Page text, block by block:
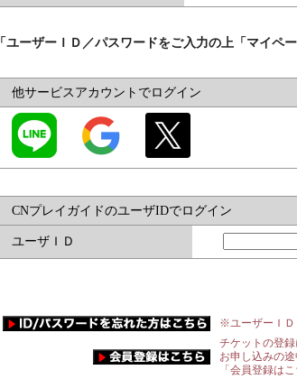
「ユーザーＩＤ／パスワードをご入力の上「マイペ
他サービスアカウントでログイン
CNプレイガイドのユーザIDでログイン
ユーザＩＤ
※ユーザーＩＤ
チケットの登録
お申し込みの
「会員登録は